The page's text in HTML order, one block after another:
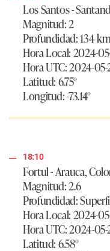
Los Santos -
Magnitud: 2
Profundidad: 134 km
Hora Local: 2024-
Hora UTC: 2024-05-
Latitud: 6.75°
Longitud: -73.14°
18:10
Fortul - Arauca,
Magnitud: 2.6
Profundidad:
Hora Local: 2024-
Hora UTC: 2024-05-
Latitud: 6.58°